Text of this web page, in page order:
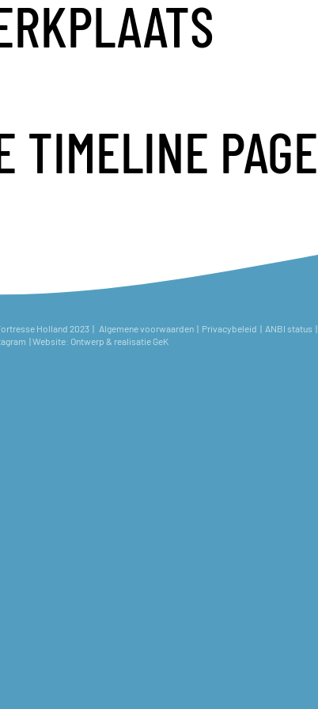
TIMELINE PAGE
Holland 2023 | Algemene voorwaarden| Privacybeleid | ANBI status |
| Website: Ontwerp & realisatie GeK